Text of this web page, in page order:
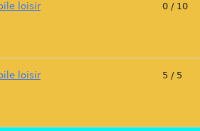
loisir 0 / 10
loisir 5 / 5